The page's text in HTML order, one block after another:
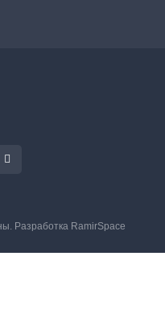
Разработка RamirSpace